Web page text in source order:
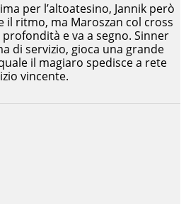
per l’altoatesino, Jannik però
il ritmo, ma Maroszan col cross
e va a segno. Sinner
di servizio, gioca una grande
il magiaro spedisce a rete
vincente.